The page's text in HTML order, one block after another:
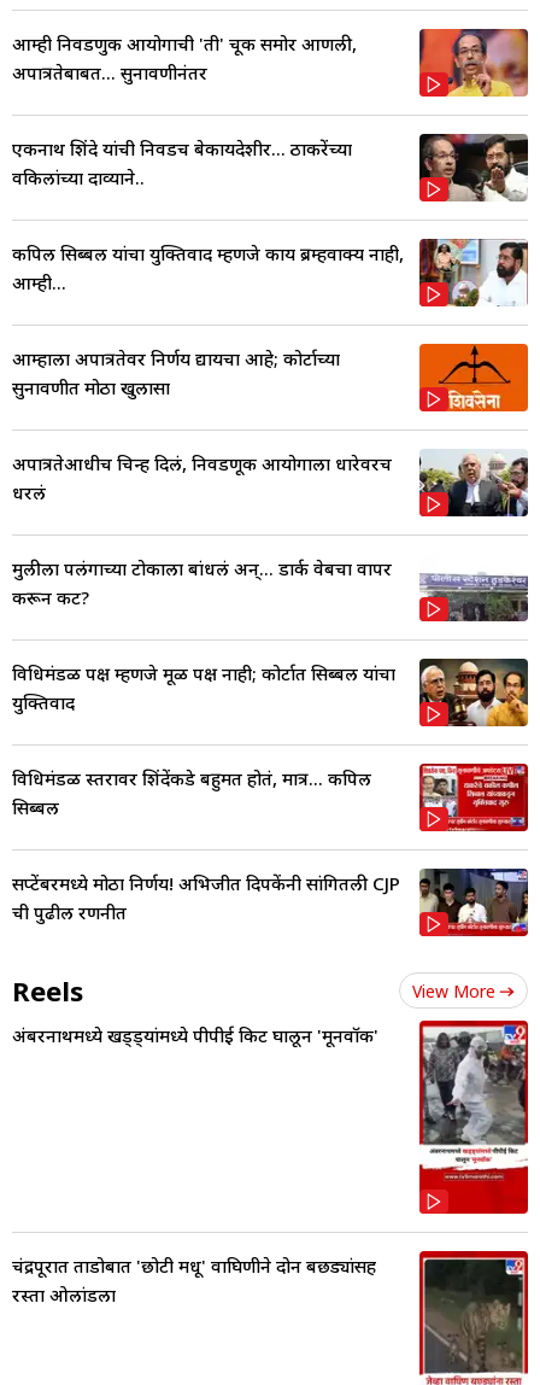
आम्ही निवडणुक आयोगाची 'ती' चूक समोर आणली,
अपात्रतेबाबत... सुनावणीनंतर
एकनाथ शिंदे यांची निवडच बेकायदेशीर... ठाकरेंच्या
वकिलांच्या दाव्याने..
कपिल सिब्बल यांचा युक्तिवाद म्हणजे काय ब्रम्हवाक्य नाही,
आम्ही...
आम्हाला अपात्रतेवर निर्णय द्यायचा आहे; कोर्टाच्या
सुनावणीत मोठा खुलासा
अपात्रतेआधीच चिन्ह दिलं, निवडणूक आयोगाला धारेवरच
धरलं
मुलीला पलंगाच्या टोकाला बांधलं अन्... डार्क वेबचा वापर
करून कट?
विधिमंडळ पक्ष म्हणजे मूळ पक्ष नाही; कोर्टात सिब्बल यांचा
युक्तिवाद
विधिमंडळ स्तरावर शिंदेंकडे बहुमत होतं, मात्र... कपिल
सिब्बल
सप्टेंबरमध्ये मोठा निर्णय! अभिजीत दिपकेंनी सांगितली CJP
ची पुढील रणनीत
Reels View More
अंबरनाथमध्ये खड्ड्यांमध्ये पीपीई किट घालून 'मूनवॉक'
चंद्रपूरात ताडोबात 'छोटी मधू' वाघिणीने दोन बछड्यांसह
रस्ता ओलांडला